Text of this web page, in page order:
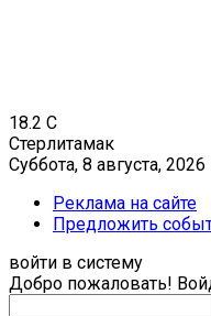
18.2 C
Стерлитамак
Суббота, 8 августа, 2026
Реклама на сайте
Предложить
войти в систему
Добро пожаловать!